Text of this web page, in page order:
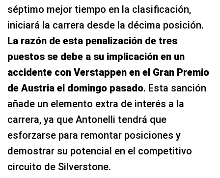
séptimo mejor tiempo en la clasificación,
iniciará la carrera desde la décima posición.
La razón de esta penalización de tres
puestos se debe a su implicación en un
accidente con Verstappen en el Gran Premio
de Austria el domingo pasado. Esta sanción
añade un elemento extra de interés a la
carrera, ya que Antonelli tendrá que
esforzarse para remontar posiciones y
demostrar su potencial en el competitivo
circuito de Silverstone.